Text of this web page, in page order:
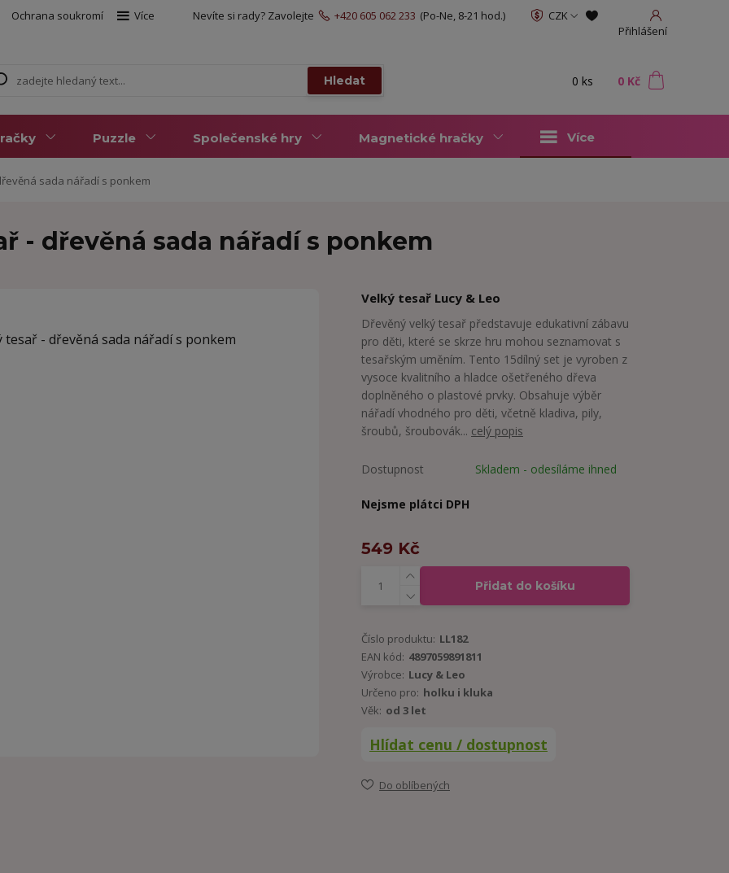
Ochrana soukromí Více
CZK
Přihlášení
Hledat
Nevíte si rady? Zavolejte +420 605 062 233 (Po-Ne, 8-21 hod.)
0 ks 0 Kč
Puzzle Společenské hry Magnetické hračky Více
sada nářadí s ponkem
- dřevěná sada nářadí s ponkem
Velký tesař Lucy & Leo
Dřevěný velký tesař představuje edukativní zábavu
pro děti, které se skrze hru mohou seznamovat s
tesařským uměním. Tento 15dílný set je vyroben z
vysoce kvalitního a hladce ošetřeného dřeva
doplněného o plastové prvky. Obsahuje výběr
nářadí vhodného pro děti, včetně kladiva, pily,
šroubů, šroubovák... celý popis
Dostupnost Skladem - odesíláme ihned
Nejsme plátci DPH
549 Kč
Přidat do košíku
Číslo produktu: LL182
EAN kód: 4897059891811
Výrobce: Lucy & Leo
Určeno pro: holku i kluka
Věk: od 3 let
Hlídat cenu / dostupnost
Do oblíbených